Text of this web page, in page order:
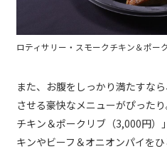
ロティサリー・スモークチキン＆ポー
また、お腹をしっかり満たすな
させる豪快なメニューがぴった
チキン＆ポークリブ（3,000円）
キンやビーフ＆オニオンパイを